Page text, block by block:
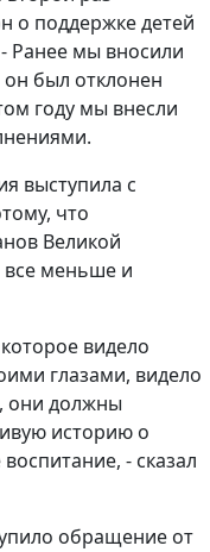
о поддержке детей
Ранее мы вносили
он был отклонен
году мы внесли
выступила с
что
Великой
все меньше и
видело
глазами, видело
они должны
историю о
- сказал
обращение от